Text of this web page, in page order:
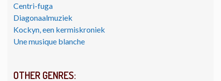
Centri-fuga
Diagonaalmuziek
Kockyn, een kermiskroniek
Une musique blanche
OTHER GENRES: